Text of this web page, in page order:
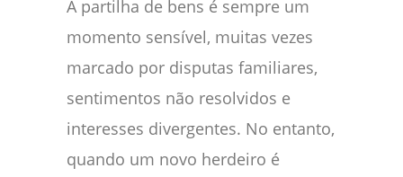
A partilha de bens é sempre um
momento sensível, muitas vezes
marcado por disputas familiares,
sentimentos não resolvidos e
interesses divergentes. No entanto,
quando um novo herdeiro é